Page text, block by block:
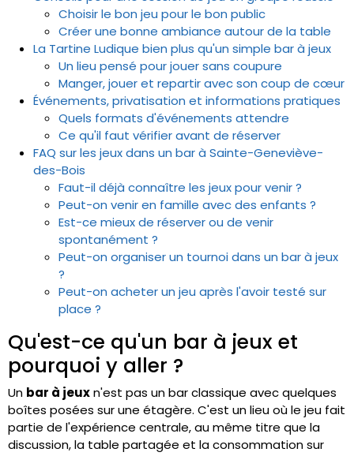
Choisir le bon jeu pour le bon public
Créer une bonne ambiance autour de la table
La Tartine Ludique bien plus qu'un simple bar à jeux
Un lieu pensé pour jouer sans coupure
Manger, jouer et repartir avec son coup de cœur
Événements, privatisation et informations pratiques
Quels formats d'événements attendre
Ce qu'il faut vérifier avant de réserver
FAQ sur les jeux dans un bar à Sainte-Geneviève-
des-Bois
Faut-il déjà connaître les jeux pour venir ?
Peut-on venir en famille avec des enfants ?
Est-ce mieux de réserver ou de venir
spontanément ?
Peut-on organiser un tournoi dans un bar à jeux
?
Peut-on acheter un jeu après l'avoir testé sur
place ?
Qu'est-ce qu'un bar à jeux et
pourquoi y aller ?
Un bar à jeuxn'est pas un bar classique avec quelques
boîtes posées sur une étagère. C'est un lieu où le jeu fait
partie de l'expérience centrale, au même titre que la
discussion, la table partagée et la consommation sur